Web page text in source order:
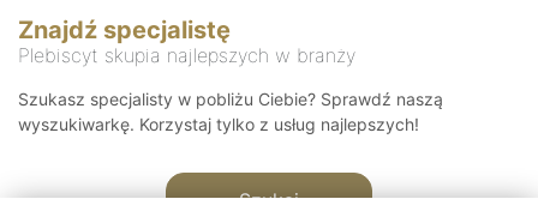
Znajdź specjalistę
Plebiscyt skupia najlepszych w branży
Szukasz specjalisty w pobliżu Ciebie? Sprawdź naszą
wyszukiwarkę. Korzystaj tylko z usług najlepszych!